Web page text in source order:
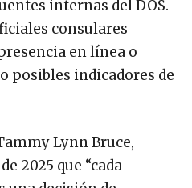
internas del DOS.
consulares
en línea o
posibles indicadores de
Lynn Bruce,
2025 que “cada